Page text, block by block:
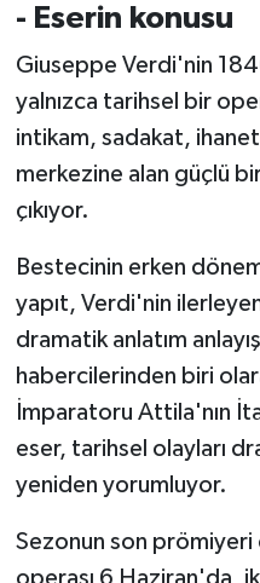
- Eserin konusu
Giuseppe Verdi'nin
yalnızca tarihsel bir
intikam, sadakat,
merkezine alan güçlü
çıkıyor.
Bestecinin erken
yapıt, Verdi'nin
dramatik anlatım
habercilerinden biri
İmparatoru Attila'nın
eser, tarihsel olayları
yeniden yorumluyor.
Sezonun son